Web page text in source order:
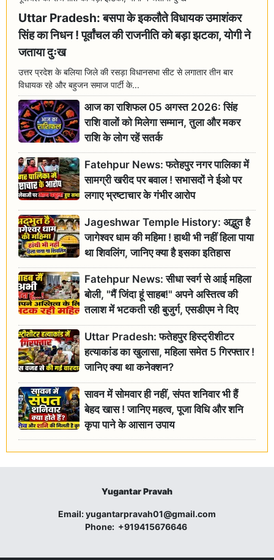
Uttar Pradesh: बसपा के इकलौते विधायक उमाशंकर
सिंह का निधन ! पूर्वांचल की राजनीति को बड़ा झटका, योगी ने
जताया दुःख
उत्तर प्रदेश के बलिया जिले की रसड़ा विधानसभा सीट से लगातार तीन बार
विधायक रहे और बहुजन समाज पार्टी के...
आज का राशिफल 05 अगस्त 2026: सिंह
राशि वालों को मिलेगा सम्मान, तुला और मकर
राशि के लोग रहें सतर्क
Fatehpur News: फतेहपुर नगर पालिका में
सामग्री खरीद पर बवाल ! सभासदों ने ईओ पर
लगाए भ्रष्टाचार के गंभीर आरोप
Jageshwar Temple History: अद्भुत है
जागेश्वर धाम की महिमा ! हाथी भी नहीं हिला पाया
था शिवलिंग, जानिए क्या है इसका इतिहास
Fatehpur News: सीधा स्वर्ग से आई महिला
बोली, "मैं जिंदा हूं साहब!" अपने अस्तित्व की
तलाश में भटकती रही बुजुर्ग, एसडीएम ने दिए
जांच के आदेश
Uttar Pradesh: फतेहपुर हिस्ट्रीशीटर
हत्याकांड का खुलासा, महिला समेत 5 गिरफ्तार !
जानिए क्या था कनेक्शन?
सावन में सोमवार ही नहीं, संपत शनिवार भी हैं
बेहद खास ! जानिए महत्व, पूजा विधि और शनि
कृपा पाने के आसान उपाय
Yugantar Pravah
Email:yugantarpravah01@gmail.com
Phone: +919415676646